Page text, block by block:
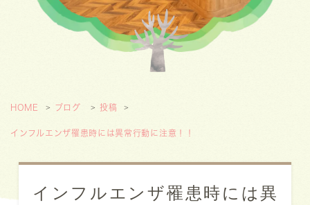
HOME ブログ 投稿
インフルエンザ罹患時には異常行動に注意！！
インフルエンザ罹患時には異